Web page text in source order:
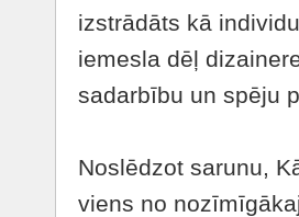
izstrādāts kā
iemesla dēļ
sadarbību un spēju
Noslēdzot sarunu,
viens no